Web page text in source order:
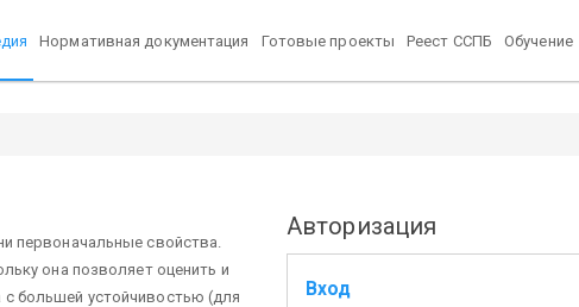
Нормативная документация Готовые проекты Реест ССПБ Обучение
первоначальные свойства.
она позволяет оценить и
с большей устойчивостью (для
Авторизация
Вход